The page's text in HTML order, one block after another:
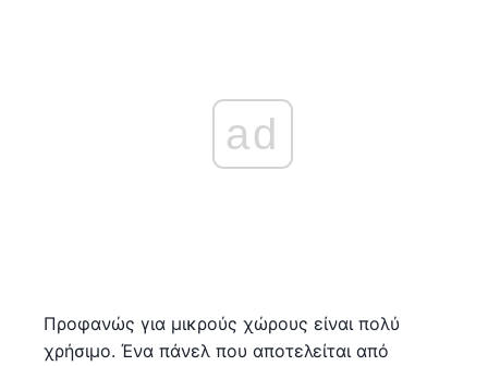
ad
Προφανώς για μικρούς χώρους είναι πολύ
χρήσιμο. Ένα πάνελ που αποτελείται από